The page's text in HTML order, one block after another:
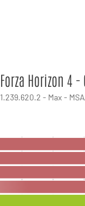
Forza Horizon 4 -
1.239.620.2 - Max -